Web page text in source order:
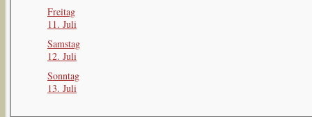
Freitag
11. Juli
Samstag
12. Juli
Sonntag
13. Juli